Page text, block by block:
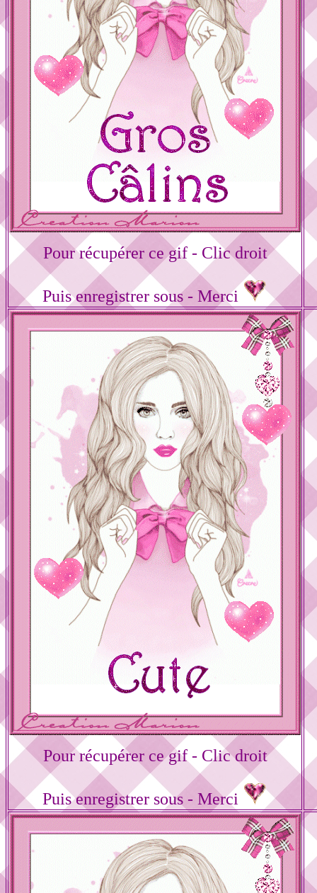
Pour récupérer ce gif - Clic droit
Puis enregistrer sous - Merci
Pour récupérer ce gif - Clic droit
Puis enregistrer sous - Merci